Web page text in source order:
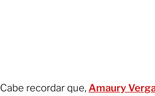
Cabe recordar que, Amaury